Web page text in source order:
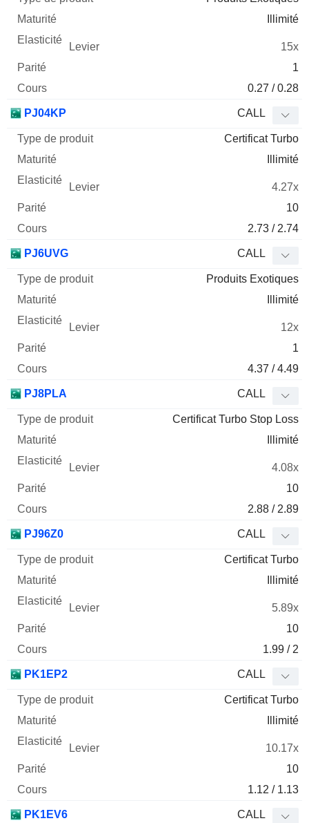
Illimité
15x
1
0.27 / 0.28
PJ04KP CALL
Certificat Turbo
Illimité
4.27x
10
2.73 / 2.74
PJ6UVG CALL
Produits Exotiques
Illimité
12x
1
4.37 / 4.49
PJ8PLA CALL
Certificat Turbo Stop Loss
Illimité
4.08x
10
2.88 / 2.89
PJ96Z0 CALL
Certificat Turbo
Illimité
5.89x
10
1.99 / 2
PK1EP2 CALL
Certificat Turbo
Illimité
10.17x
10
1.12 / 1.13
PK1EV6 CALL